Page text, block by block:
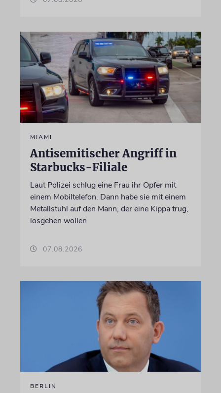
MIAMI
Antisemitischer Angriff in
Starbucks-Filiale
Laut Polizei schlug eine Frau ihr Opfer mit
einem Mobiltelefon. Dann habe sie mit einem
Metallstuhl auf den Mann, der eine Kippa trug,
losgehen wollen
07.08.2026
BERLIN